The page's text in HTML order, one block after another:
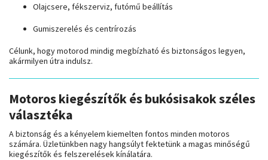
Olajcsere, fékszerviz, futómű beállítás
Gumiszerelés és centrírozás
Célunk, hogy motorod mindig megbízható és biztonságos legyen,
akármilyen útra indulsz.
Motoros kiegészítők és bukósisakok széles
választéka
A biztonság és a kényelem kiemelten fontos minden motoros
számára. Üzletünkben nagy hangsúlyt fektetünk a magas minőségű
kiegészítők és felszerelések kínálatára.